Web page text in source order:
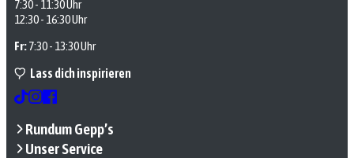
7:30 - 11:30 Uhr
12:30 - 16:30 Uhr
Fr:7:30 - 13:30 Uhr
Lass dich inspirieren
Rundum Gepp’s
Unser Service